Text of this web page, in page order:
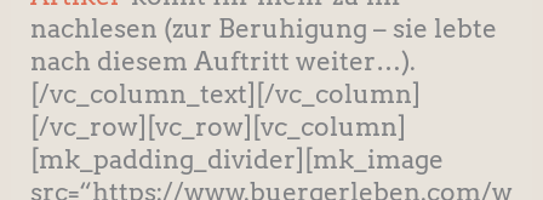
nachlesen (zur Beruhigung – sie lebte
nach diesem Auftritt weiter…).
[/vc_column_text][/vc_column]
[/vc_row][vc_row][vc_column]
[mk_padding_divider][mk_image
src=“https://www.buergerleben.com/w